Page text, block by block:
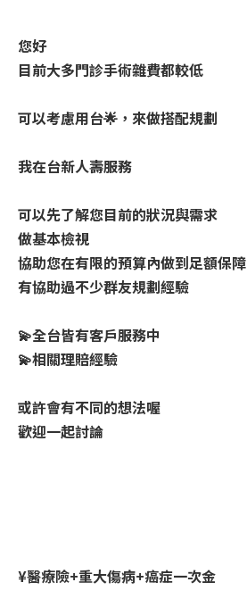
您好
目前大多門診手術雜費都較低
可以考慮用台🌟，來做搭配規劃
我在台新人壽服務
可以先了解您目前的狀況與需求
做基本檢視
協助您在有限的預算內做到足額保障
有協助過不少群友規劃經驗
💫全台皆有客戶服務中
💫相關理賠經驗
或許會有不同的想法喔
歡迎一起討論
¥醫療險+重大傷病+癌症一次金